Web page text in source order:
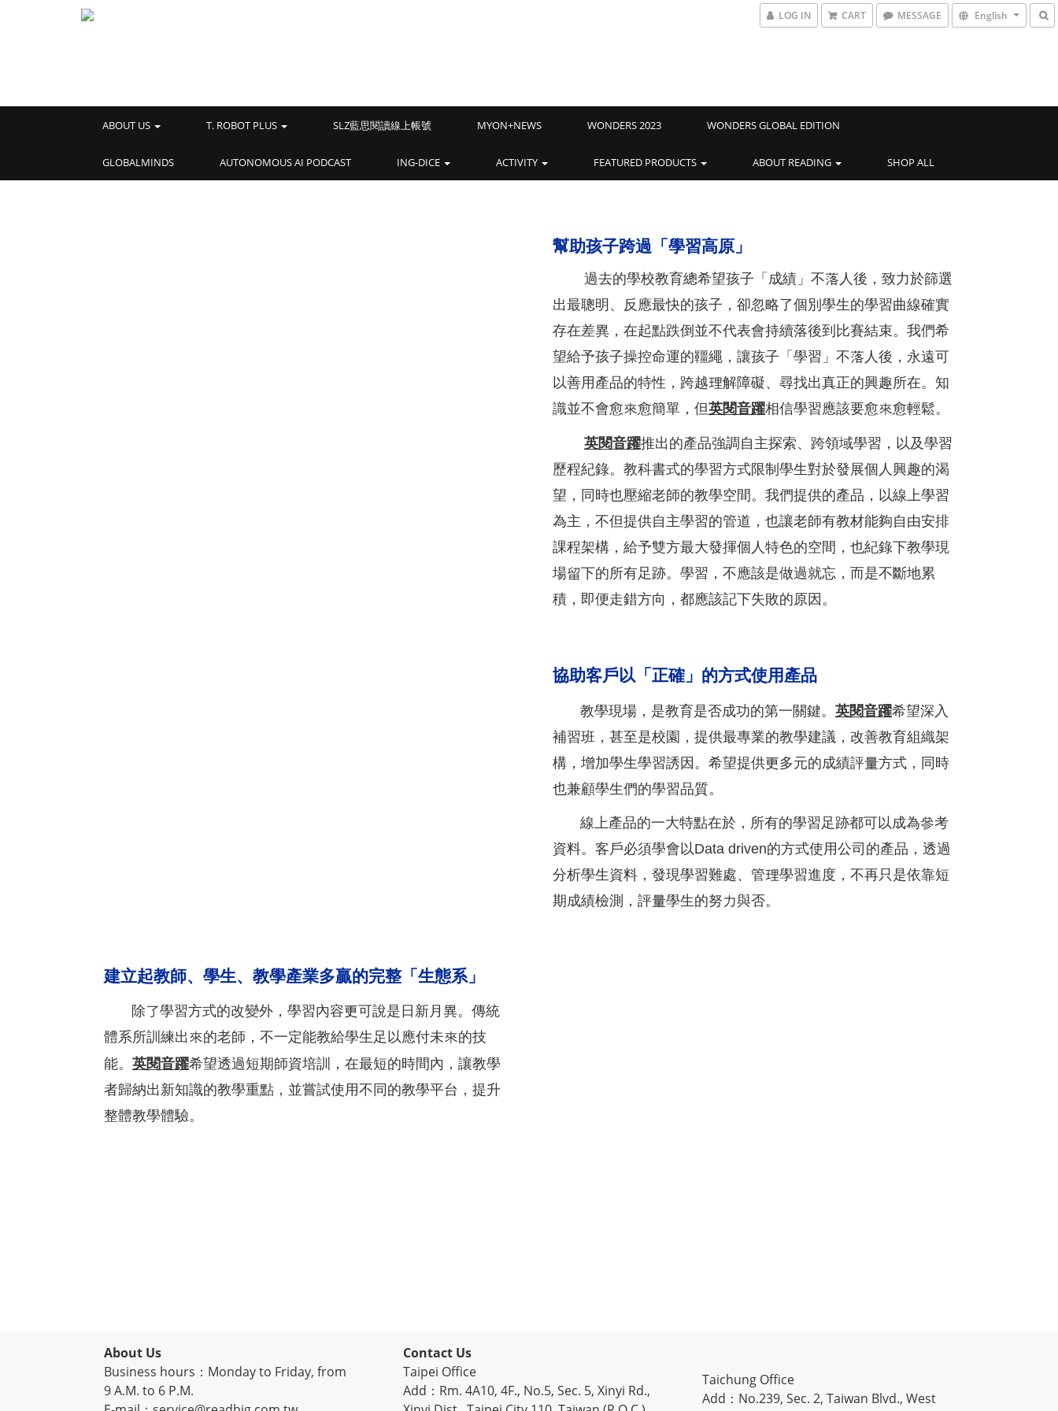
LOG IN CART MESSAGE English
ABOUT US T. ROBOT PLUS SLZ藍思閱讀線上帳號 MYON+NEWS WONDERS 2023 WONDERS GLOBAL EDITION
GLOBALMINDS AUTONOMOUS AI PODCAST ING-DICE ACTIVITY FEATURED PRODUCTS ABOUT READING SHOP ALL
幫助孩子跨過「學習高原」
過去的學校教育總希望孩子「成績」不落人後，致力於篩選
出最聰明、反應最快的孩子，卻忽略了個別學生的學習曲線確實
存在差異，在起點跌倒並不代表會持續落後到比賽結束。我們希
望給予孩子操控命運的韁繩，讓孩子「學習」不落人後，永遠可
以善用產品的特性，跨越理解障礙、尋找出真正的興趣所在。知
識並不會愈來愈簡單，但英閱音躍相信學習應該要愈來愈輕鬆。
英閱音躍推出的產品強調自主探索、跨領域學習，以及學習
歷程紀錄。教科書式的學習方式限制學生對於發展個人興趣的渴
望，同時也壓縮老師的教學空間。我們提供的產品，以線上學習
為主，不但提供自主學習的管道，也讓老師有教材能夠自由安排
課程架構，給予雙方最大發揮個人特色的空間，也紀錄下教學現
場留下的所有足跡。學習，不應該是做過就忘，而是不斷地累
積，即便走錯方向，都應該記下失敗的原因。
協助客戶以「正確」的方式使用產品
教學現場，是教育是否成功的第一關鍵。 英閱音躍希望深入
補習班，甚至是校園，提供最專業的教學建議，改善教育組織架
構，增加學生學習誘因。希望提供更多元的成績評量方式，同時
也兼顧學生們的學習品質。
線上產品的一大特點在於，所有的學習足跡都可以成為參考
資料。客戶必須學會以Data driven的方式使用公司的產品，透過
分析學生資料，發現學習難處、管理學習進度，不再只是依靠短
期成績檢測，評量學生的努力與否。
建立起教師、學生、教學產業多贏的完整「生態系」
除了學習方式的改變外，學習內容更可說是日新月異。傳統
體系所訓練出來的老師，不一定能教給學生足以應付未來的技
能。 英閱音躍希望透過短期師資培訓，在最短的時間內，讓教學
者歸納出新知識的教學重點，並嘗試使用不同的教學平台，提升
整體教學體驗。
About Us
Business hours：Monday to Friday, from
9 A.M. to 6 P.M.
Contact Us
Taipei Office
Add：Rm. 4A10, 4F., No.5, Sec. 5, Xinyi Rd.,
Taichung Office
Add：No.239, Sec. 2, Taiwan Blvd., West